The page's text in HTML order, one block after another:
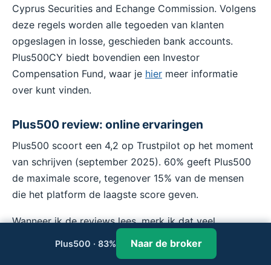
Cyprus Securities and Echange Commission. Volgens
deze regels worden alle tegoeden van klanten
opgeslagen in losse, geschieden bank accounts.
Plus500CY biedt bovendien een Investor
Compensation Fund, waar je hier meer informatie
over kunt vinden.
Plus500 review: online ervaringen
Plus500 scoort een 4,2 op Trustpilot op het moment
van schrijven (september 2025). 60% geeft Plus500
de maximale score, tegenover 15% van de mensen
die het platform de laagste score geven.
Wanneer ik de reviews lees, merk ik dat veel
gebruikers niet echt het platform Plus500
beoordelen. In plaats daarvan beoordelen ze de
Plus500 · 83% Naar de broker